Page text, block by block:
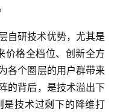
自研技术优势，尤其是
价格全档位、创新全方
各个圈层的用户群带来
的背后，是技术溢出下
是技术过剩下的降维打